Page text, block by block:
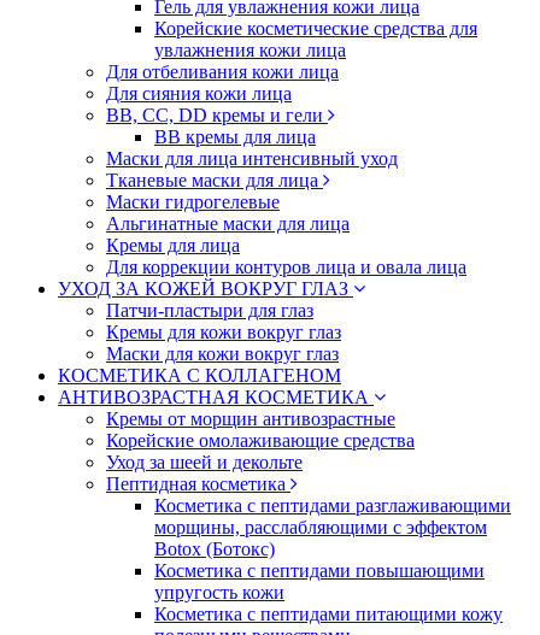
Гель для увлажнения кожи лица
Корейские косметические средства для
увлажнения кожи лица
Для отбеливания кожи лица
Для сияния кожи лица
BB, CC, DD кремы и гели
BB кремы для лица
Маски для лица интенсивный уход
Тканевые маски для лица
Маски гидрогелевые
Альгинатные маски для лица
Кремы для лица
Для коррекции контуров лица и овала лица
УХОД ЗА КОЖЕЙ ВОКРУГ ГЛАЗ
Патчи-пластыри для глаз
Кремы для кожи вокруг глаз
Маски для кожи вокруг глаз
КОСМЕТИКА С КОЛЛАГЕНОМ
АНТИВОЗРАСТНАЯ КОСМЕТИКА
Кремы от морщин антивозрастные
Корейские омолаживающие средства
Уход за шеей и декольте
Пептидная косметика
Косметика с пептидами разглаживающими
морщины, расслабляющими с эффектом
Botox (Ботокс)
Косметика с пептидами повышающими
упругость кожи
Косметика с пептидами питающими кожу